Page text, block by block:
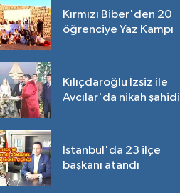
Kırmızı Biber'den 20
öğrenciye Yaz Kampı
Kılıçdaroğlu İzsiz ile
Avcılar'da nikah şahidi
İstanbul'da 23 ilçe
başkanı atandı